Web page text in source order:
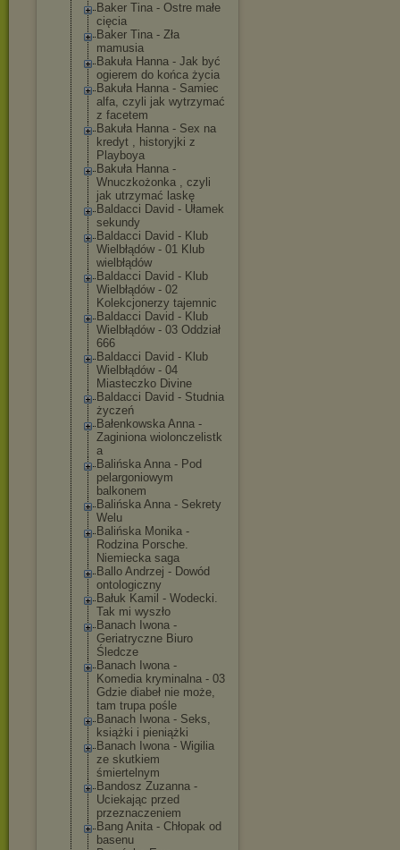
Baker Tina - Ostre małe
cięcia
Baker Tina - Zła
mamusia
Bakuła Hanna - Jak być
ogierem do końca życia
Bakuła Hanna - Samiec
alfa, czyli jak wytrzymać
z facetem
Bakuła Hanna - Sex na
kredyt , historyjki z
Playboya
Bakuła Hanna -
Wnuczkożonka , czyli
jak utrzymać laskę
Baldacci David - Ułamek
sekundy
Baldacci David - Klub
Wielbłądów - 01 Klub
wielbłądów
Baldacci David - Klub
Wielbłądów - 02
Kolekcjonerzy tajemnic
Baldacci David - Klub
Wielbłądów - 03 Oddział
666
Baldacci David - Klub
Wielbłądów - 04
Miasteczko Divine
Baldacci David - Studnia
życzeń
Bałenkowska Anna -
Zaginiona wiolonczelistk
a
Balińska Anna - Pod
pelargoniowym
balkonem
Balińska Anna - Sekrety
Welu
Balińska Monika -
Rodzina Porsche.
Niemiecka saga
Ballo Andrzej - Dowód
ontologiczny
Bałuk Kamil - Wodecki.
Tak mi wyszło
Banach Iwona -
Geriatryczne Biuro
Śledcze
Banach Iwona -
Komedia kryminalna - 03
Gdzie diabeł nie może,
tam trupa pośle
Banach Iwona - Seks,
książki i pieniążki
Banach Iwona - Wigilia
ze skutkiem
śmiertelnym
Bandosz Zuzanna -
Uciekając przed
przeznaczeniem
Bang Anita - Chłopak od
basenu